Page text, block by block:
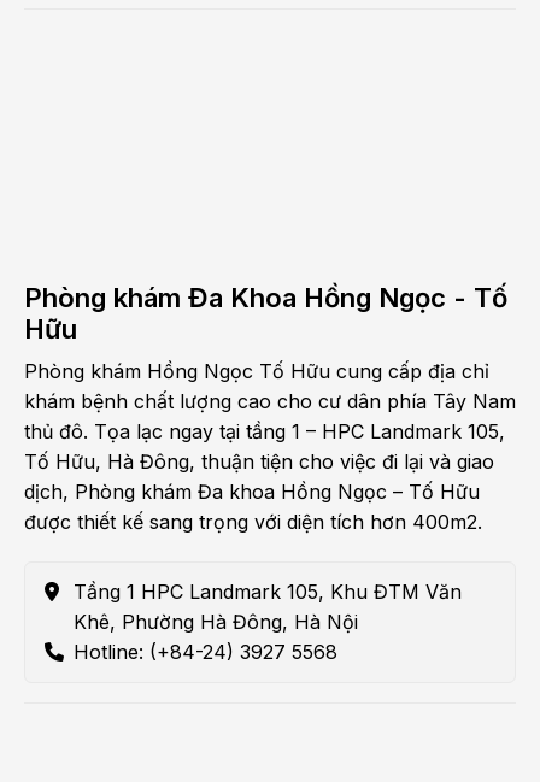
Phòng khám Đa Khoa Hồng Ngọc - Tố
Hữu
Phòng khám Hồng Ngọc Tố Hữu cung cấp địa chỉ
khám bệnh chất lượng cao cho cư dân phía Tây Nam
thủ đô. Tọa lạc ngay tại tầng 1 – HPC Landmark 105,
Tố Hữu, Hà Đông, thuận tiện cho việc đi lại và giao
dịch, Phòng khám Đa khoa Hồng Ngọc – Tố Hữu
được thiết kế sang trọng với diện tích hơn 400m2.
Tầng 1 HPC Landmark 105, Khu ĐTM Văn
Khê, Phường Hà Đông, Hà Nội
Hotline: (+84-24) 3927 5568